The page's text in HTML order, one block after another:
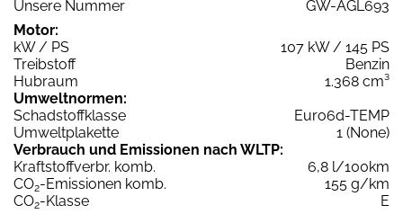
Unsere Nummer
GW-AGL693
Motor:
kW / PS
107 kW / 145 PS
Treibstoff
Benzin
Hubraum
1.368 cm³
Umweltnormen:
Schadstoffklasse
Euro6d-TEMP
Umweltplakette
1 (None)
Verbrauch und Emissionen nach WLTP:
Kraftstoffverbr. komb.
6,8 l/100km
CO2-Emissionen komb.
155 g/km
CO2-Klasse
E